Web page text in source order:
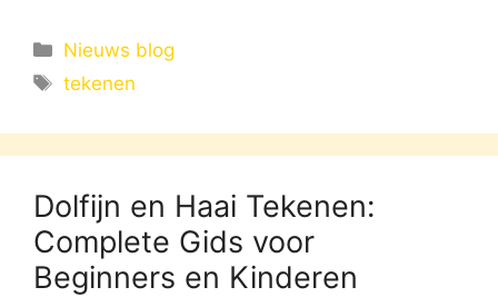
Categorieën
Nieuws blog
Tags
tekenen
Dolfijn en Haai Tekenen:
Complete Gids voor
Beginners en Kinderen